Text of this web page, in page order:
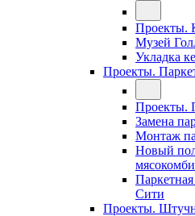
Проекты.
Музей
Укладка
Проекты.
Проекты.
Замена
Монтаж
Новый
Сити
Проекты.